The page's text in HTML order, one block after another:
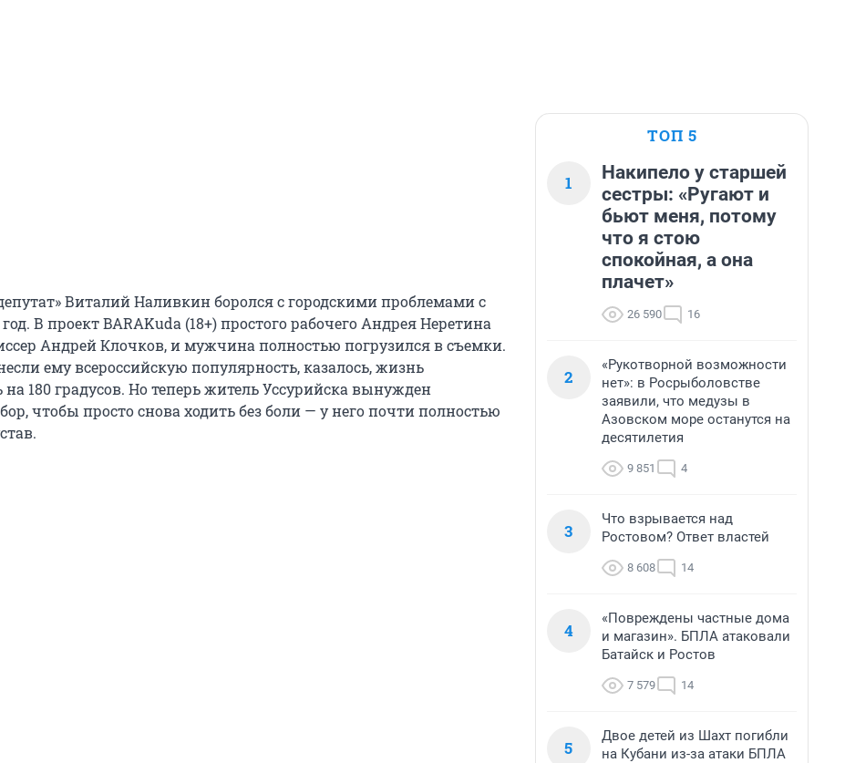
Виталий Наливкин боролся с городскими проблемами с
В проект BARAKuda (18+) простого рабочего Андрея Неретина
Андрей Клочков, и мужчина полностью погрузился в съемки.
ему всероссийскую популярность, казалось, жизнь
на 180 градусов. Но теперь житель Уссурийска вынужден
чтобы просто снова ходить без боли — у него почти полностью
ТОП 5
1
Накипело у старшей
сестры: «Ругают и
бьют меня, потому
что я стою
спокойная, а она
плачет»
26 590 16
2
«Рукотворной возможности
нет»: в Росрыболовстве
заявили, что медузы в
Азовском море останутся на
десятилетия
9 851 4
3
Что взрывается над
Ростовом? Ответ властей
8 608 14
4
«Повреждены частные дома
и магазин». БПЛА атаковали
Батайск и Ростов
7 579 14
5
Двое детей из Шахт погибли
на Кубани из-за атаки БПЛА